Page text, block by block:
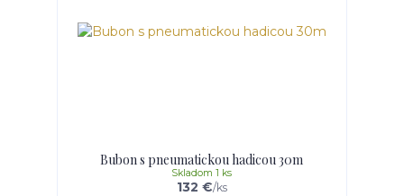
Bubon s pneumatickou hadicou 30m
132 €/ks
Skladom 1 ks